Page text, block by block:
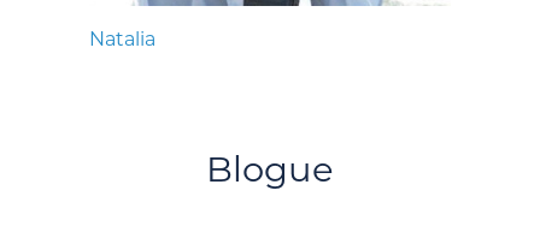
Natalia
Blogue